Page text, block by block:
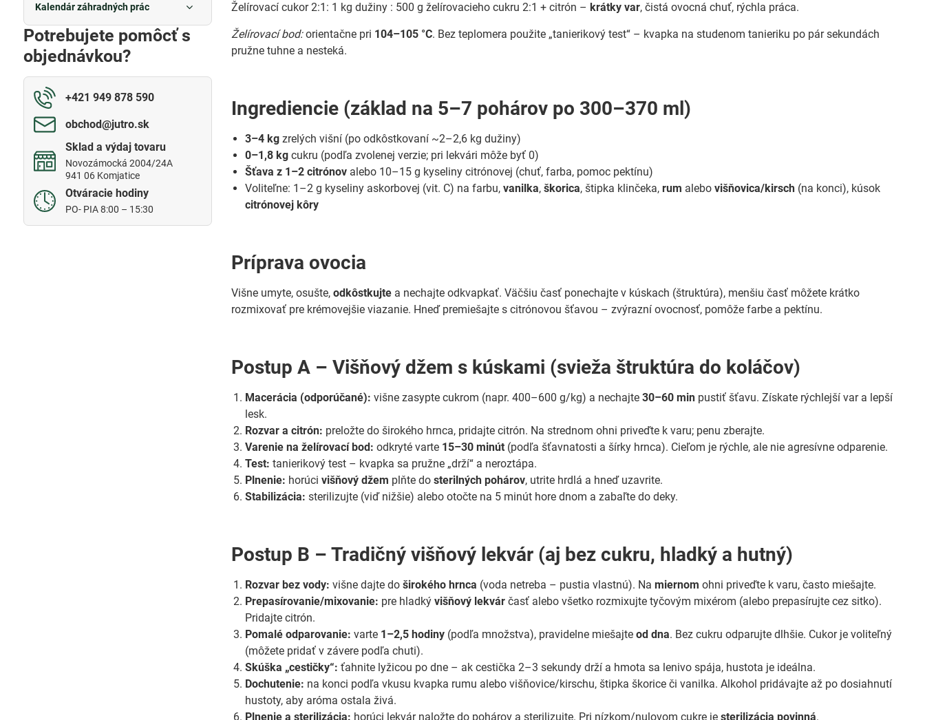
Želírovací cukor 2:1: 1 kg dužiny : 500 g želírovacieho cukru 2:1 + citrón –krátky var, čistá ovocná chuť, rýchla práca.
Želírovací bod:orientačne pri 104–105 °C. Bez teplomera použite „tanierikový test“ – kvapka na studenom tanieriku po pár sekundách
pružne tuhne a nesteká.
Ingrediencie (základ na 5–7 pohárov po 300–370 ml)
3–4 kg zrelých višní (po odkôstkovaní ~2–2,6 kg dužiny)
0–1,8 kg cukru (podľa zvolenej verzie; pri lekvári môže byť 0)
Šťava z 1–2 citrónov alebo 10–15 g kyseliny citrónovej (chuť, farba, pomoc pektínu)
Voliteľne: 1–2 g kyseliny askorbovej (vit. C) na farbu,vanilka,škorica, štipka klinčeka,rum alebovišňovica/kirsch (na konci), kúsok
citrónovej kôry
Príprava ovocia
Višne umyte, osušte,odkôstkujte a nechajte odkvapkať. Väčšiu časť ponechajte v kúskach (štruktúra), menšiu časť môžete krátko
rozmixovať pre krémovejšie viazanie. Hneď premiešajte s citrónovou šťavou – zvýrazní ovocnosť, pomôže farbe a pektínu.
Postup A – Višňový džem s kúskami (svieža štruktúra do koláčov)
Macerácia (odporúčané): višne zasypte cukrom (napr. 400–600 g/kg) a nechajte30–60 min pustiť šťavu. Získate rýchlejší var a lepší
lesk.
Rozvar a citrón: preložte do širokého hrnca, pridajte citrón. Na strednom ohni priveďte k varu; penu zberajte.
Varenie na želírovací bod: odkryté varte 15–30 minút (podľa šťavnatosti a šírky hrnca). Cieľom je rýchle, ale nie agresívne odparenie.
Test: tanierikový test – kvapka sa pružne „drží“ a neroztápa.
Plnenie: horúcivišňový džem plňte dosterilných pohárov, utrite hrdlá a hneď uzavrite.
Stabilizácia: sterilizujte (viď nižšie) alebo otočte na 5 minút hore dnom a zabaľte do deky.
Postup B – Tradičný višňový lekvár (aj bez cukru, hladký a hutný)
Rozvar bez vody: višne dajte doširokého hrnca (voda netreba – pustia vlastnú). Namiernom ohni priveďte k varu, často miešajte.
Prepasírovanie/mixovanie: pre hladkývišňový lekvár časť alebo všetko rozmixujte tyčovým mixérom (alebo prepasírujte cez sitko).
Pridajte citrón.
Pomalé odparovanie: varte 1–2,5 hodiny (podľa množstva), pravidelne miešajteod dna. Bez cukru odparujte dlhšie. Cukor je voliteľný
(môžete pridať v závere podľa chuti).
Skúška „cestičky“: ťahnite lyžicou po dne – ak cestička 2–3 sekundy drží a hmota sa lenivo spája, hustota je ideálna.
Dochutenie: na konci podľa vkusu kvapka rumu alebo višňovice/kirschu, štipka škorice či vanilka. Alkohol pridávajte až po dosiahnutí
hustoty, aby aróma ostala živá.
Plnenie a sterilizácia: horúci lekvár naložte do pohárov a sterilizujte. Pri nízkom/nulovom cukre jesterilizácia povinná.
Kalendár záhradných prác
Potrebujete pomôcť s
objednávkou?
+421 949 878 590
obchod​@jutro​.sk
Sklad a výdaj tovaru
Novozámocká 2004/24A
941 06 Komjatice
Otváracie hodiny
PO- PIA 8:00 – 15:30